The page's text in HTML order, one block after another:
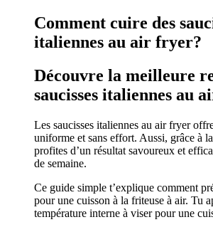
Comment cuire des
italiennes au air fryer?
Découvre la meilleure
saucisses italiennes au
Les saucisses italiennes au air fryer
uniforme et sans effort. Aussi, grâce à
profites d’un résultat savoureux et
de semaine.
Ce guide simple t’explique comment
pour une cuisson à la friteuse à air. Tu
température interne à viser pour une